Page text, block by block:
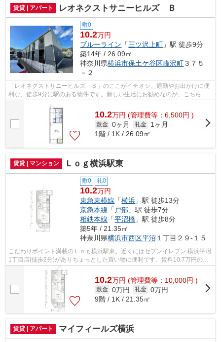
賃貸 | アパート レオネクストサニーヒルズ Ｂ
敷0
10.2万円
ブルーライン 「三ツ沢上町 」駅 徒歩9分
築14年 / 26.09㎡
神奈川県横浜市保土ケ谷区峰沢町３７５
－２
「レオネクストサニーヒルズ Ｂ」のここがイチオシ。通勤やお出かけに便
利な、徒歩9分に駅のある物件です。新しい生活にお勧めなのが、こちらの
10.2万円 (管理費等：6,500円 )
敷金 0ヶ月 礼金
1ヶ月
1階 / 1K / 26.09㎡
賃貸 | マンション Ｌｏｇ横浜駅東
敷0 礼0
10.2万円
東急東横線 「横浜 」駅 徒歩13分
京急本線 「 戸部 」駅 徒歩7分
相鉄本線 「平沼橋 」駅 徒歩8分
築5年 / 21.35㎡
神奈川県横浜市西区平沼 １丁目２９-１５
こだわりポイント満載のＬｏｇ横浜駅東。近くにはセブンイレブン 横浜平沼
1丁目店(徒歩2分)がありちょっとした買い物に便利です。賃料10.7万円の物
件です。交通アクセスの充実した住ま...
10.2万円 (管理費等：10,000円 )
敷金 0万円 礼金 0万円
9階 / 1K / 21.35㎡
賃貸 | アパート マイフィールズ横浜